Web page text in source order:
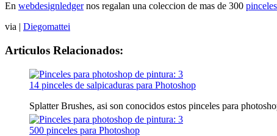
En webdesignledgernos regalan una coleccion de mas de 300
via | Diegomattei
Articulos Relacionados:
14 pinceles de salpicaduras para Photoshop
Splatter Brushes, asi son conocidos estos pinceles para
500 pinceles para Photoshop